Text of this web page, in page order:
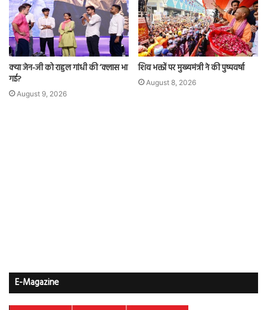
क्या जेन-जी को राहुल गांधी की ‘क्लास भा
गई?
August 9, 2026
शिव भक्तों पर मुख्यमंत्री ने की पुष्पवर्षा
August 8, 2026
E-Magazine